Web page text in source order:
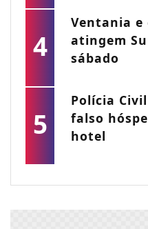
4
Ventania
atingem
sábado
5
Polícia
falso
hotel